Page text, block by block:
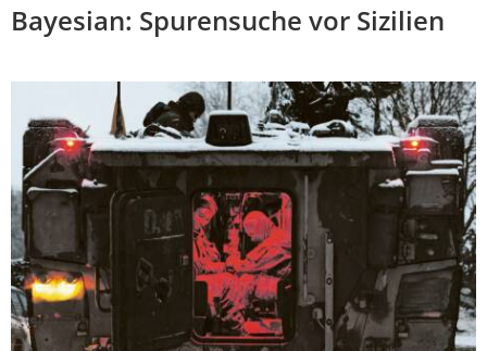
Bayesian: Spurensuche vor Sizilien